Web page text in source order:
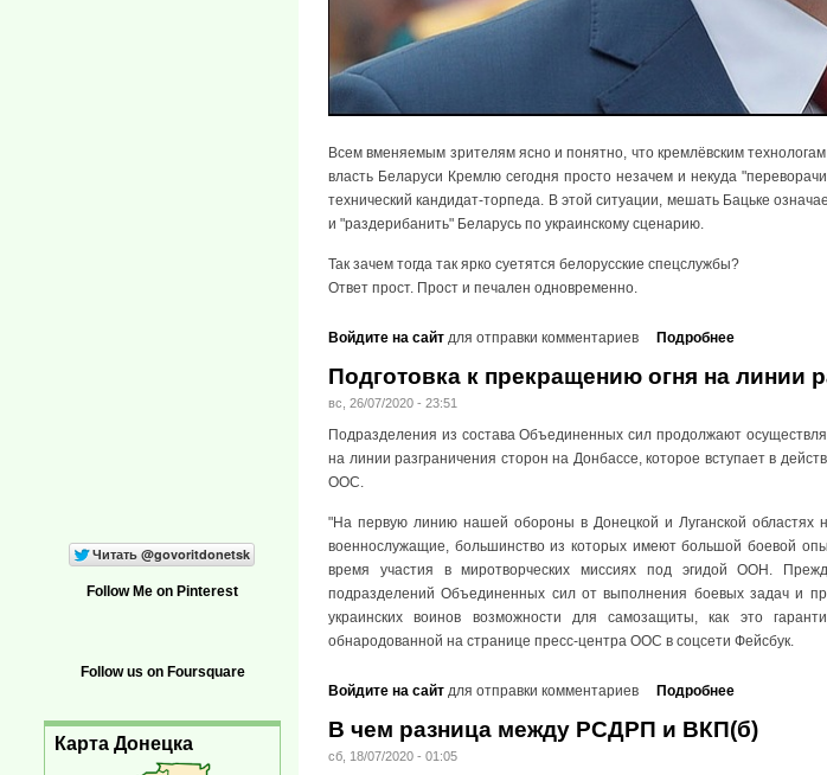
Всем вменяемым зрителям ясно и понятно, что кремлёвским
власть Беларуси Кремлю сегодня просто незачем и некуда
технический кандидат-торпеда. В этой ситуации, мешать Бацьке
и "раздерибанить" Беларусь по украинскому сценарию.
Так зачем тогда так ярко суетятся белорусские спецслужбы?
Ответ прост. Прост и печален одновременно.
Войдите на сайт для отправки комментариев Подробнее
Подготовка к прекращению огня на линии
вс, 26/07/2020 - 23:51
Подразделения из состава Объединенных сил продолжают
на линии разграничения сторон на Донбассе, которое вступает в
ООС.
"На первую линию нашей обороны в Донецкой и Луганской областях
военнослужащие, большинство из которых имеют большой боевой
время участия в миротворческих миссиях под эгидой ООН.
подразделений Объединенных сил от выполнения боевых задач и
украинских воинов возможности для самозащиты, как это
обнародованной на странице пресс-центра ООС в соцсети Фейсбук.
Войдите на сайт для отправки комментариев Подробнее
В чем разница между РСДРП и ВКП(б)
сб, 18/07/2020 - 01:05
Follow Me on Pinterest
Follow us on Foursquare
Карта Донецка